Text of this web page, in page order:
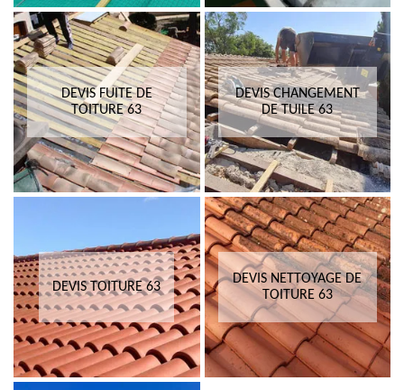
DEVIS FUITE DE
TOITURE 63
DEVIS CHANGEMENT
DE TUILE 63
DEVIS TOITURE 63
DEVIS NETTOYAGE DE
TOITURE 63